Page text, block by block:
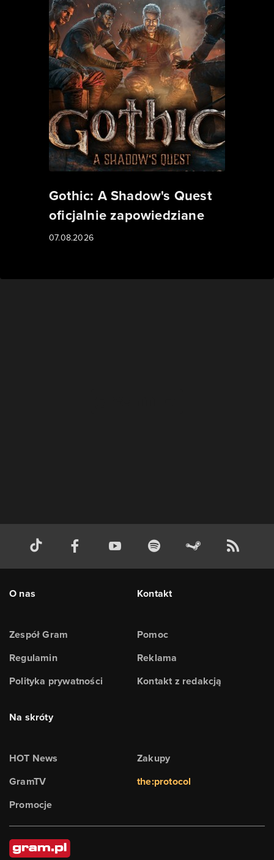
Gothic: A Shadow's Quest
oficjalnie zapowiedziane
07.08.2026
O nas
Zespół Gram
Regulamin
Polityka prywatności
Kontakt
Pomoc
Reklama
Kontakt z redakcją
Na skróty
HOT News
GramTV
Promocje
Zakupy
the:protocol